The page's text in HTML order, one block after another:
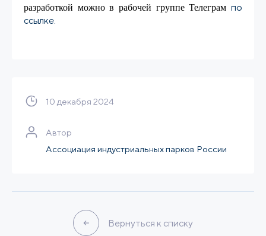
разработкой можно в рабочей группе Телеграм по
ссылке.
10 декабря 2024
Автор
Ассоциация индустриальных парков России
Вернуться к списку